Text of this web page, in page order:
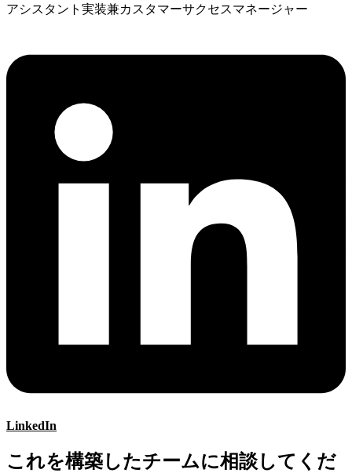
アシスタント実装兼カスタマーサクセスマネージャー
LinkedIn
これを構築したチームに相談してくだ